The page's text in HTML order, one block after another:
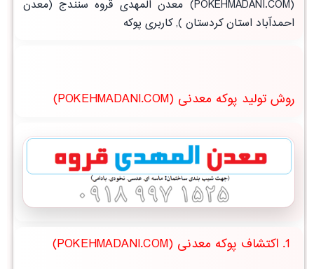
(POKEHMADANI.COM) معدن المهدی قروه سنندج (
معدن
احمدآباد استان کردستان ),کاربری پوکه
روش تولید پوکه معدنی (POKEHMADANI.COM)